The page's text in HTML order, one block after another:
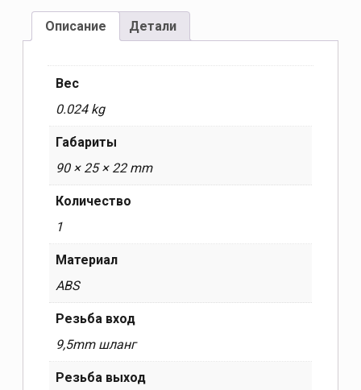
Описание Детали
Вес
0.024 kg
Габариты
90 × 25 × 22 mm
Количество
1
Материал
ABS
Резьба вход
9,5mm шланг
Резьба выход